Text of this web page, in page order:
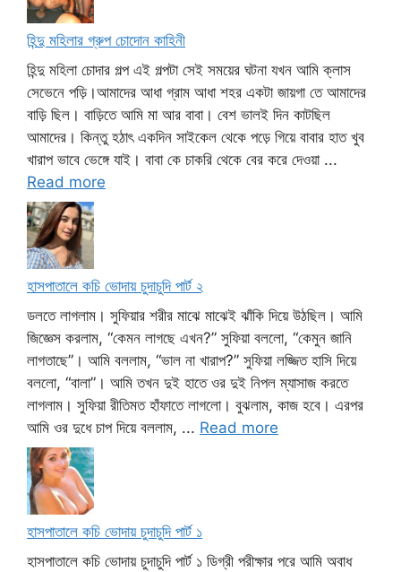
হিন্দু মহিলার গ্রুপ চোদোন কাহিনী
হিন্দু মহিলা চোদার গল্প এই গল্পটা সেই সময়ের ঘটনা যখন আমি ক্লাস
সেভেনে পড়ি।আমাদের আধা গ্রাম আধা শহর একটা জায়গা তে আমাদের
বাড়ি ছিল। বাড়িতে আমি মা আর বাবা। বেশ ভালই দিন কাটছিল
আমাদের। কিন্তু হঠাৎ একদিন সাইকেল থেকে পড়ে গিয়ে বাবার হাত খুব
খারাপ ভাবে ভেঙ্গে যাই। বাবা কে চাকরি থেকে বের করে দেওয়া ...
Read more
হাসপাতালে কচি ভোদায় চুদাচুদি পার্ট ২
ডলতে লাগলাম। সুফিয়ার শরীর মাঝে মাঝেই ঝাঁকি দিয়ে উঠছিল। আমি
জিজ্ঞেস করলাম, “কেমন লাগছে এখন?” সুফিয়া বললো, “কেমুন জানি
লাগতাছে”। আমি বললাম, “ভাল না খারাপ?” সুফিয়া লজ্জিত হাসি দিয়ে
বললো, “বালা”। আমি তখন দুই হাতে ওর দুই নিপল ম্যাসাজ করতে
লাগলাম। সুফিয়া রীতিমত হাঁফাতে লাগলো। বুঝলাম, কাজ হবে। এরপর
আমি ওর দুধে চাপ দিয়ে বললাম, ... Read more
হাসপাতালে কচি ভোদায় চুদাচুদি পার্ট ১
হাসপাতালে কচি ভোদায় চুদাচুদি পার্ট ১ ডিগ্রী পরীক্ষার পরে আমি অবাধ